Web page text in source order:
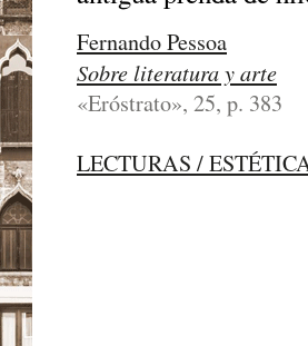
Fernando Pessoa
Sobre literatura y arte
«Eróstrato», 25, p. 383
LECTURAS /